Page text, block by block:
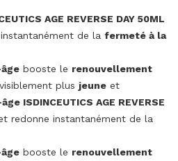
AGE REVERSE DAY 50ML
de la fermeté à la
booste le renouvellement
plus jeune et
ISDINCEUTICS AGE REVERSE
redonne instantanément de la
booste le renouvellement